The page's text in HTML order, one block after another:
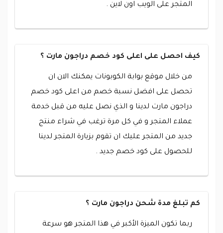
المتجر على الويب اون لاين .
كيف احصل على اعلى كود خصم دراجون مارت ؟
من خلال موقع بوابة الكوبونات يمكنك الان ان
تحصل على افضل نسبة خصم من اعلى كود خصم
دراجون مارت لدينا و الذي نصل عليه من قبل خدمة
عملاء المتجر و في كل مرة ترغب في شراء منتج
جديد من المتجر عليك ان تقوم بزيارة المتجر لدينا
للحصول على كود خصم جديد .
كم تبلغ مدة شحن دراجون مارت ؟
ربما تكون الميزة الأكبر في هذا المتجر هو سرعة